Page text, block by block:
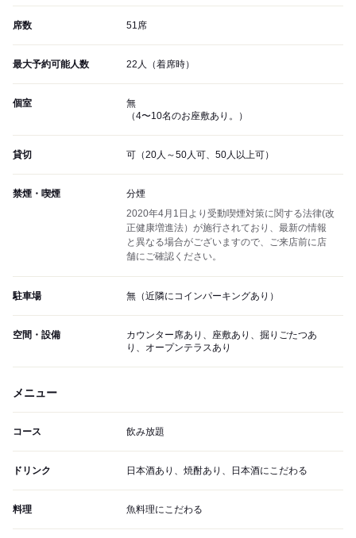
席数 51席
最大予約可能人数 22人（着席時）
個室
無
（4〜10名のお座敷あり。）
貸切 可（20人～50人可、50人以上可）
禁煙・喫煙
分煙
2020年4月1日より受動喫煙対策に関する法律(改
正健康増進法）が施行されており、最新の情報
と異なる場合がございますので、ご来店前に店
舗にご確認ください。
駐車場 無（近隣にコインパーキングあり）
空間・設備
カウンター席あり、座敷あり、掘りごたつあ
り、オープンテラスあり
メニュー
コース 飲み放題
ドリンク 日本酒あり、焼酎あり、日本酒にこだわる
料理 魚料理にこだわる